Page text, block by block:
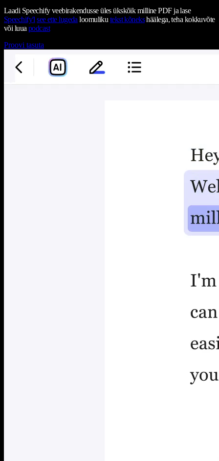
Laadi Speechify veebirakendusse üles ükskõik milline PDF ja lase
Speechify'l see ette lugeda loomuliku tekst kõnekshäälega, teha kokkuvõte
või luua podcast
Proovi tasuta